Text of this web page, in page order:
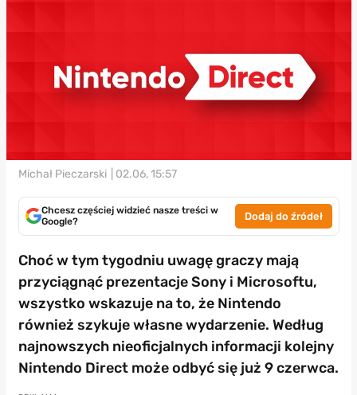
Michał Pieczarski | 02.06, 15:57
Chcesz częściej widzieć nasze treści w
Google?
Dodaj do źródeł
Choć w tym tygodniu uwagę graczy mają
przyciągnąć prezentacje Sony i Microsoftu,
wszystko wskazuje na to, że Nintendo
również szykuje własne wydarzenie. Według
najnowszych nieoficjalnych informacji kolejny
Nintendo Direct może odbyć się już 9 czerwca.